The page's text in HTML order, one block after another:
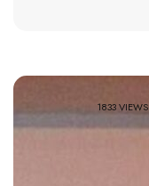
1833 VIEWS